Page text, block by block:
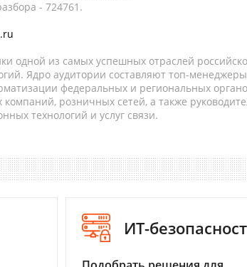
- 724761.
одной из самых успешных отраслей
Ядро аудитории составляют топ-
федеральных и региональных
розничных сетей, а также
технологий и услуг связи.
ИТ-